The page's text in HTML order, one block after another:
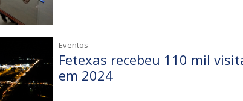
Eventos
Fetexas recebeu 110 mil
em 2024